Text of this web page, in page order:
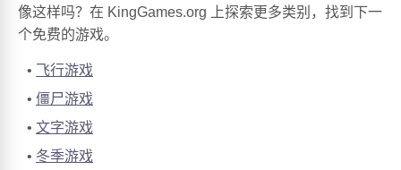
像这样吗？在 KingGames.org 上探索更多类别，找到下一
个免费的游戏。
飞行游戏
僵尸游戏
文字游戏
冬季游戏